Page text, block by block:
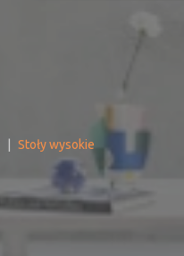
Stoły wysokie